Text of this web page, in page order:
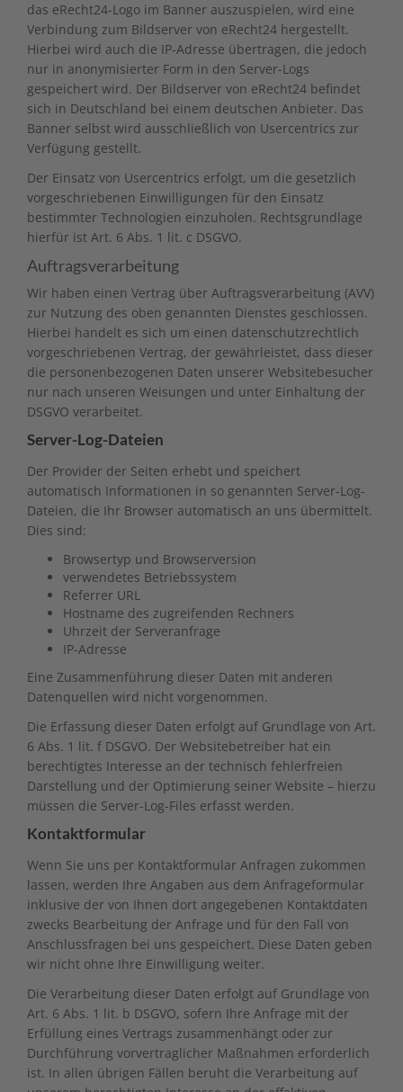
das eRecht24-Logo im Banner auszuspielen, wird eine
Verbindung zum Bildserver von eRecht24 hergestellt.
Hierbei wird auch die IP-Adresse übertragen, die jedoch
nur in anonymisierter Form in den Server-Logs
gespeichert wird. Der Bildserver von eRecht24 befindet
sich in Deutschland bei einem deutschen Anbieter. Das
Banner selbst wird ausschließlich von Usercentrics zur
Verfügung gestellt.
Der Einsatz von Usercentrics erfolgt, um die gesetzlich
vorgeschriebenen Einwilligungen für den Einsatz
bestimmter Technologien einzuholen. Rechtsgrundlage
hierfür ist Art. 6 Abs. 1 lit. c DSGVO.
Auftragsverarbeitung
Wir haben einen Vertrag über Auftragsverarbeitung (AVV)
zur Nutzung des oben genannten Dienstes geschlossen.
Hierbei handelt es sich um einen datenschutzrechtlich
vorgeschriebenen Vertrag, der gewährleistet, dass dieser
die personenbezogenen Daten unserer Websitebesucher
nur nach unseren Weisungen und unter Einhaltung der
DSGVO verarbeitet.
Server-Log-Dateien
Der Provider der Seiten erhebt und speichert
automatisch Informationen in so genannten Server-Log-
Dateien, die Ihr Browser automatisch an uns übermittelt.
Dies sind:
Browsertyp und Browserversion
verwendetes Betriebssystem
Referrer URL
Hostname des zugreifenden Rechners
Uhrzeit der Serveranfrage
IP-Adresse
Eine Zusammenführung dieser Daten mit anderen
Datenquellen wird nicht vorgenommen.
Die Erfassung dieser Daten erfolgt auf Grundlage von Art.
6 Abs. 1 lit. f DSGVO. Der Websitebetreiber hat ein
berechtigtes Interesse an der technisch fehlerfreien
Darstellung und der Optimierung seiner Website – hierzu
müssen die Server-Log-Files erfasst werden.
Kontaktformular
Wenn Sie uns per Kontaktformular Anfragen zukommen
lassen, werden Ihre Angaben aus dem Anfrageformular
inklusive der von Ihnen dort angegebenen Kontaktdaten
zwecks Bearbeitung der Anfrage und für den Fall von
Anschlussfragen bei uns gespeichert. Diese Daten geben
wir nicht ohne Ihre Einwilligung weiter.
Die Verarbeitung dieser Daten erfolgt auf Grundlage von
Art. 6 Abs. 1 lit. b DSGVO, sofern Ihre Anfrage mit der
Erfüllung eines Vertrags zusammenhängt oder zur
Durchführung vorvertraglicher Maßnahmen erforderlich
ist. In allen übrigen Fällen beruht die Verarbeitung auf